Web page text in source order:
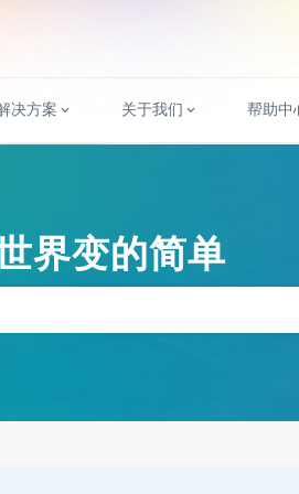
决方案 关于我们 帮助中
界变的简单